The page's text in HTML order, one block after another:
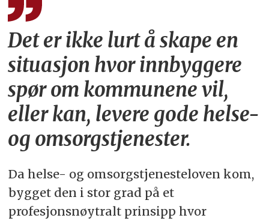
Det er ikke lurt å skape en
situasjon hvor innbyggere
spør om kommunene vil,
eller kan, levere gode helse-
og omsorgstjenester.
Da helse- og omsorgstjenesteloven kom,
bygget den i stor grad på et
profesjonsnøytralt prinsipp hvor